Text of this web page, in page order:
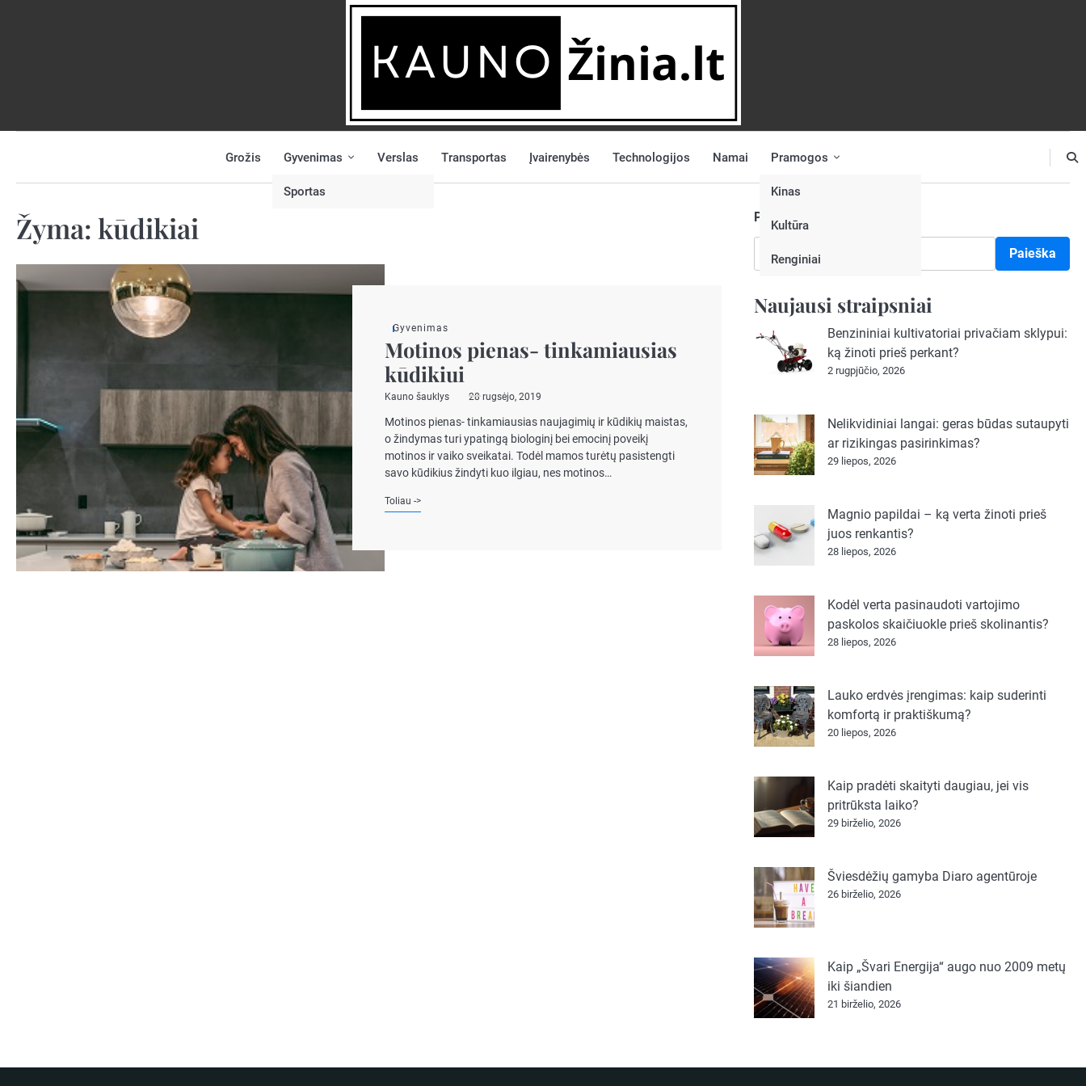
NAUJIENĄ
Grožis Gyvenimas
Sportas
Verslas Transportas Įvairenybės Technologijos Namai Pramogos
Kinas
Kultūra
Renginiai
Žyma: kūdikiai
Gyvenimas
Motinos pienas- tinkamiausias
kūdikiui
Kauno šauklys 28 rugsėjo, 2019
Motinos pienas- tinkamiausias naujagimių ir kūdikių maistas,
o žindymas turi ypatingą biologinį bei emocinį poveikį
motinos ir vaiko sveikatai. Todėl mamos turėtų pasistengti
savo kūdikius žindyti kuo ilgiau, nes motinos…
Toliau ->
Paieška
Paieška
Naujausi straipsniai
Benzininiai kultivatoriai privačiam sklypui:
ką žinoti prieš perkant?
2 rugpjūčio, 2026
Nelikvidiniai langai: geras būdas sutaupyti
ar rizikingas pasirinkimas?
29 liepos, 2026
Magnio papildai – ką verta žinoti prieš
juos renkantis?
28 liepos, 2026
Kodėl verta pasinaudoti vartojimo
paskolos skaičiuokle prieš skolinantis?
28 liepos, 2026
Lauko erdvės įrengimas: kaip suderinti
komfortą ir praktiškumą?
20 liepos, 2026
Kaip pradėti skaityti daugiau, jei vis
pritrūksta laiko?
29 birželio, 2026
Šviesdėžių gamyba Diaro agentūroje
26 birželio, 2026
Kaip „Švari Energija“ augo nuo 2009 metų
iki šiandien
21 birželio, 2026